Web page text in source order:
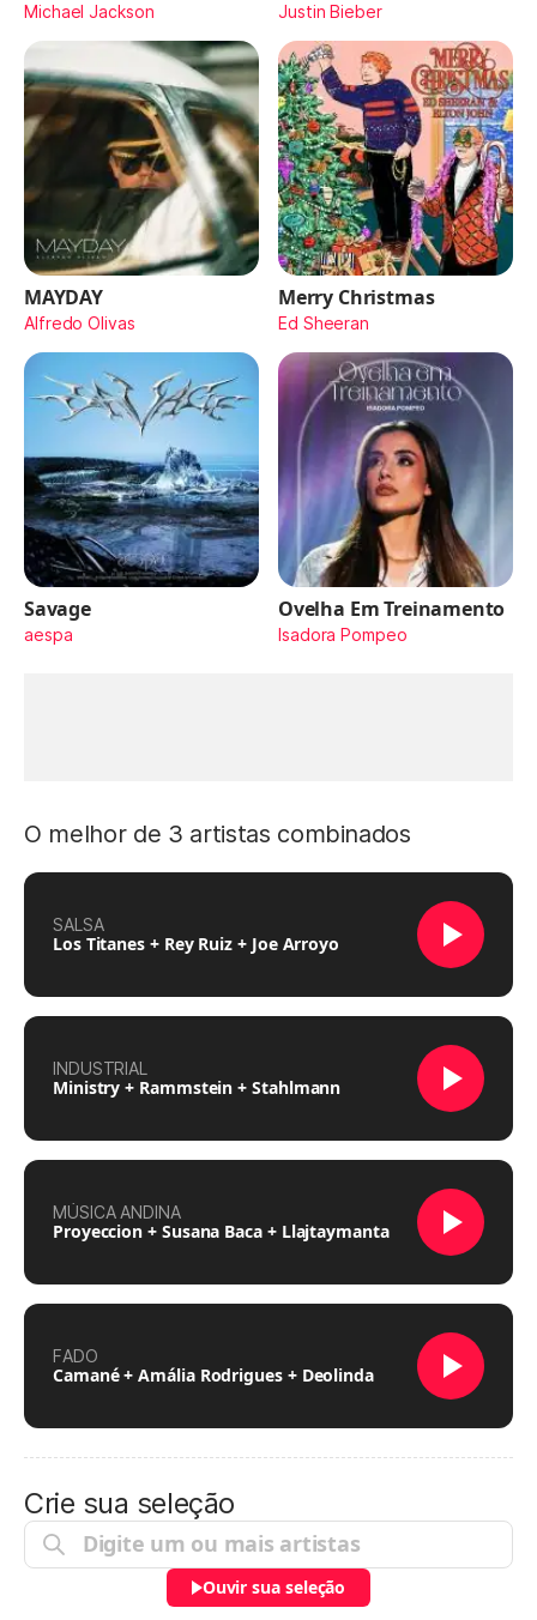
Michael Jackson Justin Bieber
MAYDAY
Alfredo Olivas
Merry Christmas
Ed Sheeran
Savage
aespa
Ovelha Em Treinamento
Isadora Pompeo
O melhor de 3 artistas combinados
SALSA
Los Titanes + Rey Ruiz + Joe Arroyo
INDUSTRIAL
Ministry + Rammstein + Stahlmann
MÚSICA ANDINA
Proyeccion + Susana Baca + Llajtaymanta
FADO
Camané + Amália Rodrigues + Deolinda
Crie sua seleção
Ouvir sua seleção